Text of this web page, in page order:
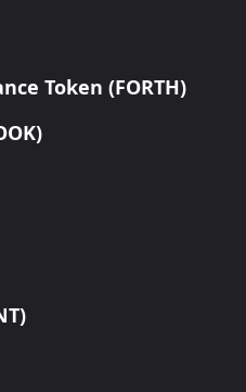
Token (FORTH)